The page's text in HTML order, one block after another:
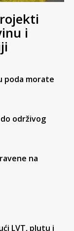
i
poda morate
održivog
na
LVT, plutu i